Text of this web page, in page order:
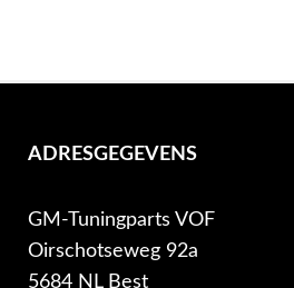
ADRESGEGEVENS
GM-Tuningparts VOF
Oirschotseweg 92a
5684 NL Best